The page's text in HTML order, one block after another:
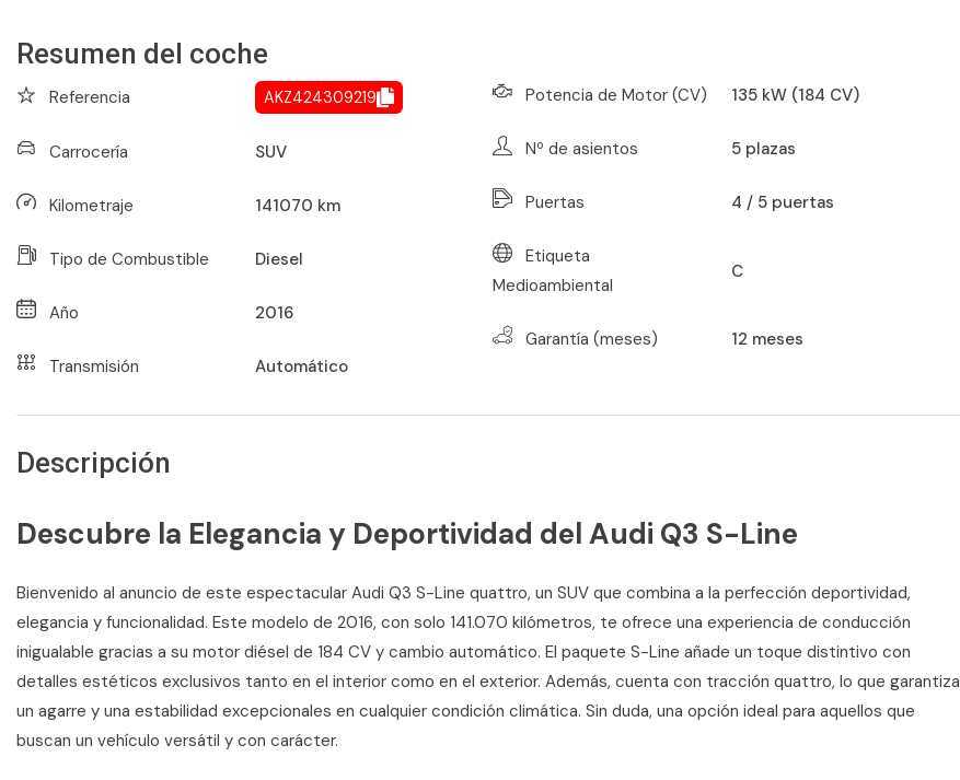
Resumen del coche
Referencia AKZ424309219
Carrocería SUV
Kilometraje 141070 km
Tipo de Combustible Diesel
Año 2016
Transmisión Automático
Potencia de Motor (CV) 135 kW (184 CV)
Nº de asientos 5 plazas
Puertas 4 / 5 puertas
Etiqueta
Medioambiental
C
Garantía (meses) 12 meses
Descripción
Descubre la Elegancia y Deportividad del Audi Q3 S-Line
Bienvenido al anuncio de este espectacular Audi Q3 S-Line quattro, un SUV que combina a la perfección deportividad,
elegancia y funcionalidad. Este modelo de 2016, con solo 141.070 kilómetros, te ofrece una experiencia de conducción
inigualable gracias a su motor diésel de 184 CV y cambio automático. El paquete S-Line añade un toque distintivo con
detalles estéticos exclusivos tanto en el interior como en el exterior. Además, cuenta con tracción quattro, lo que garantiza
un agarre y una estabilidad excepcionales en cualquier condición climática. Sin duda, una opción ideal para aquellos que
buscan un vehículo versátil y con carácter.